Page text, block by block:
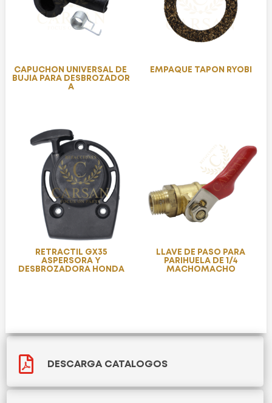
CAPUCHON UNIVERSAL DE
BUJIA PARA DESBROZADOR
A
EMPAQUE TAPON RYOBI
RETRACTIL GX35
ASPERSORA Y
DESBROZADORA HONDA
LLAVE DE PASO PARA
PARIHUELA DE 1/4
MACHOMACHO
 DESCARGA CATALOGOS